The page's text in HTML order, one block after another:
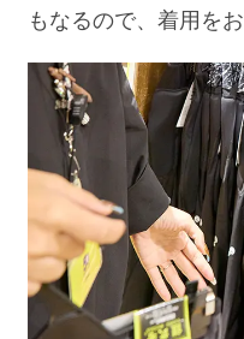
もなるので、着用を